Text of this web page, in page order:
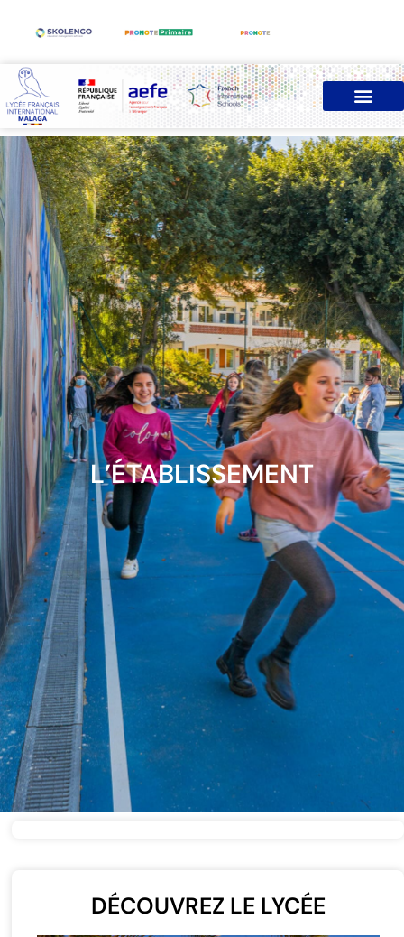
L’ÉTABLISSEMENT
DÉCOUVREZ LE LYCÉE